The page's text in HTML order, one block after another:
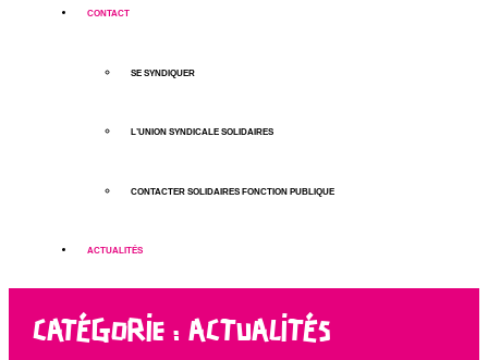
CONTACT
SE SYNDIQUER
L’UNION SYNDICALE SOLIDAIRES
CONTACTER SOLIDAIRES FONCTION PUBLIQUE
ACTUALITÉS
CATÉGORIE :ACTUALITÉS